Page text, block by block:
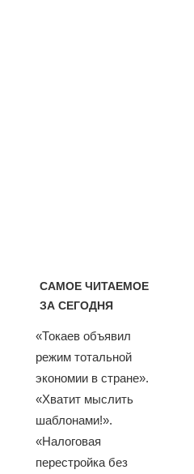
САМОЕ ЧИТАЕМОЕ
ЗА СЕГОДНЯ
«Токаев объявил
режим тотальной
экономии в стране».
«Хватит мыслить
шаблонами!».
«Налоговая
перестройка без